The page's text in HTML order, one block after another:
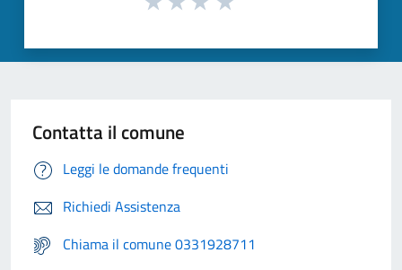
Contatta il comune
Leggi le domande frequenti
Richiedi Assistenza
Chiama il comune 0331928711